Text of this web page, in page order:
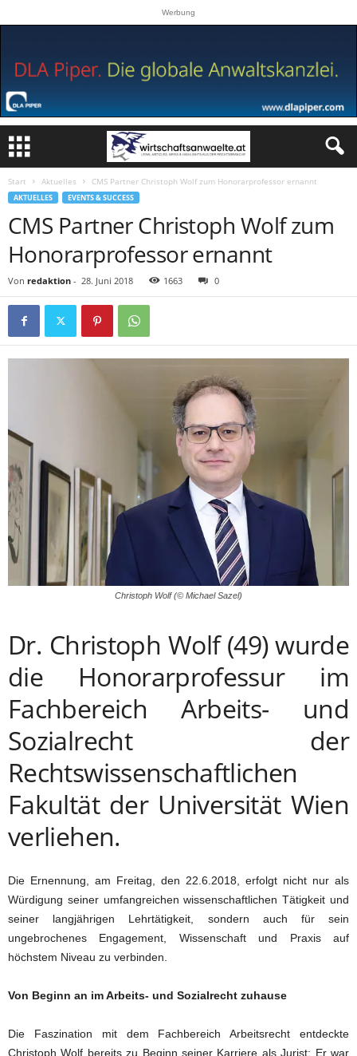
Werbung
Start Aktuelles CMS Partner Christoph Wolf zum Honorarprofessor ernannt
AKTUELLES EVENTS & SUCCESS
CMS Partner Christoph Wolf zum
Honorarprofessor ernannt
Von redaktion - 28. Juni 2018 1663 0
Christoph Wolf (© Michael Sazel)
Dr. Christoph Wolf (49) wurde
die Honorarprofessur im
Fachbereich Arbeits- und
Sozialrecht der
Rechtswissenschaftlichen
Fakultät der Universität Wien
verliehen.
Die Ernennung, am Freitag, den 22.6.2018, erfolgt nicht nur als
Würdigung seiner umfangreichen wissenschaftlichen Tätigkeit und
seiner langjährigen Lehrtätigkeit, sondern auch für sein
ungebrochenes Engagement, Wissenschaft und Praxis auf
höchstem Niveau zu verbinden.
Von Beginn an im Arbeits- und Sozialrecht zuhause
Die Faszination mit dem Fachbereich Arbeitsrecht entdeckte
Christoph Wolf bereits zu Beginn seiner Karriere als Jurist: Er war